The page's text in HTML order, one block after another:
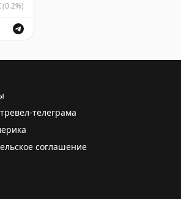
(0.2%)
телеграма
соглашение